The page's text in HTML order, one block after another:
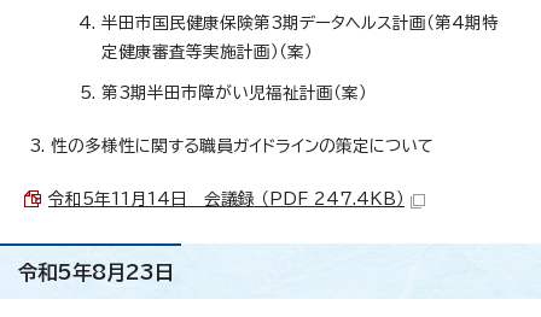
半田市国民健康保険第3期データヘルス計画（第4期特
定健康審査等実施計画）（案）
第3期半田市障がい児福祉計画（案）
性の多様性に関する職員ガイドラインの策定について
令和5年11月14日 会議録 （PDF 247.4KB）
令和5年8月23日